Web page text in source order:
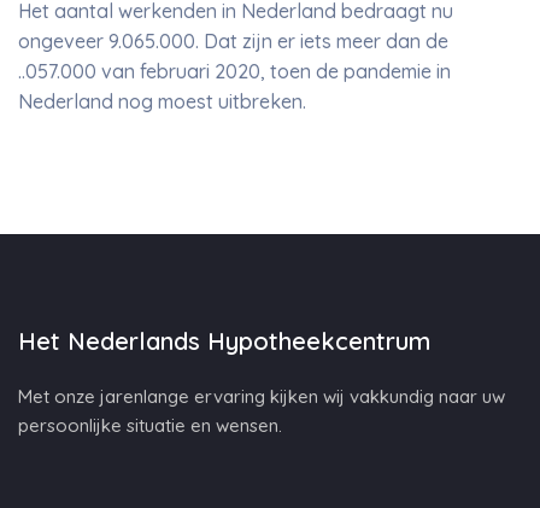
Het aantal werkenden in Nederland bedraagt nu
ongeveer 9.065.000. Dat zijn er iets meer dan de
..057.000 van februari 2020, toen de pandemie in
Nederland nog moest uitbreken.
Het Nederlands Hypotheekcentrum
Met onze jarenlange ervaring kijken wij vakkundig naar uw
persoonlijke situatie en wensen.